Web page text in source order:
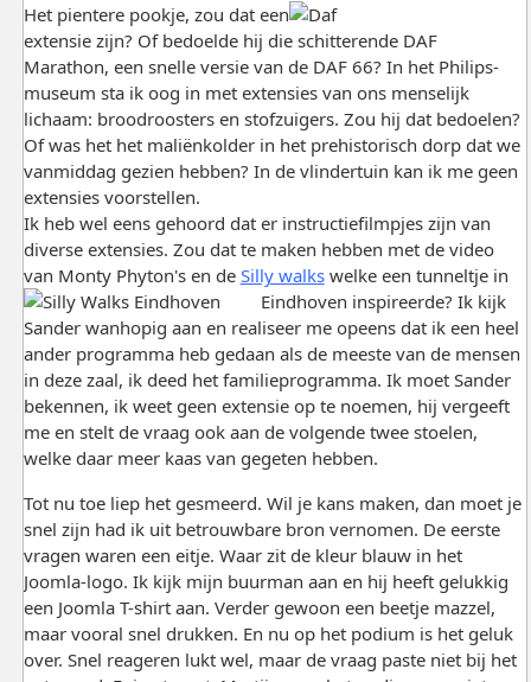
Het pientere pookje, zou dat een
extensie zijn? Of bedoelde hij die schitterende DAF
Marathon, een snelle versie van de DAF 66? In het Philips-
museum sta ik oog in met extensies van ons menselijk
lichaam: broodroosters en stofzuigers. Zou hij dat bedoelen?
Of was het het maliënkolder in het prehistorisch dorp dat we
vanmiddag gezien hebben? In de vlindertuin kan ik me geen
extensies voorstellen.
Ik heb wel eens gehoord dat er instructiefilmpjes zijn van
diverse extensies. Zou dat te maken hebben met de video
van Monty Phyton's en de Silly walkswelke een tunneltje in
Eindhoven inspireerde? Ik kijk
Sander wanhopig aan en realiseer me opeens dat ik een heel
ander programma heb gedaan als de meeste van de mensen
in deze zaal, ik deed het familieprogramma. Ik moet Sander
bekennen, ik weet geen extensie op te noemen, hij vergeeft
me en stelt de vraag ook aan de volgende twee stoelen,
welke daar meer kaas van gegeten hebben.
Tot nu toe liep het gesmeerd. Wil je kans maken, dan moet je
snel zijn had ik uit betrouwbare bron vernomen. De eerste
vragen waren een eitje. Waar zit de kleur blauw in het
Joomla-logo. Ik kijk mijn buurman aan en hij heeft gelukkig
een Joomla T-shirt aan. Verder gewoon een beetje mazzel,
maar vooral snel drukken. En nu op het podium is het geluk
over. Snel reageren lukt wel, maar de vraag paste niet bij het